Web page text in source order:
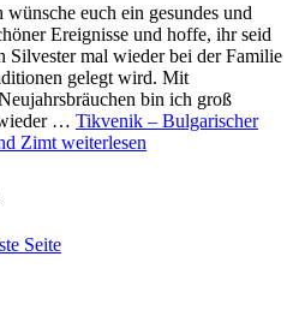
euch ein gesundes und
Ereignisse und hoffe, ihr seid
Silvester mal wieder bei der Familie
gelegt wird. Mit
bin ich groß
… Tikvenik – Bulgarischer
Zimt weiterlesen
Seite